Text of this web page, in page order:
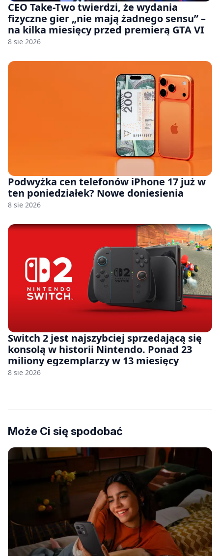
CEO Take-Two twierdzi, że wydania
fizyczne gier „nie mają żadnego sensu” –
na kilka miesięcy przed premierą GTA VI
8 sie 2026
Podwyżka cen telefonów iPhone 17 już w
ten poniedziałek? Nowe doniesienia
8 sie 2026
Switch 2 jest najszybciej sprzedającą się
konsolą w historii Nintendo. Ponad 23
miliony egzemplarzy w 13 miesięcy
8 sie 2026
Może Ci się spodobać